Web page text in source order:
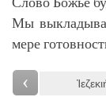
Мы
мере
‹